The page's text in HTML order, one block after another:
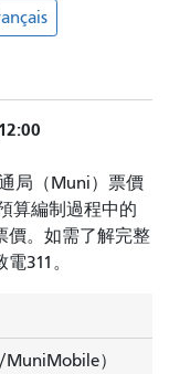
局（Muni）票價
算編制過程中的
價。如需了解完整
電311。
）